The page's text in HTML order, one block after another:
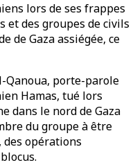
lors de ses frappes
et des groupes de civils
de Gaza assiégée, ce
Qanoua, porte-parole
Hamas, tué lors
dans le nord de Gaza
du groupe à être
opérations